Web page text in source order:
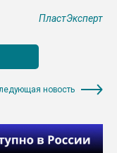
ПластЭксперт
новость